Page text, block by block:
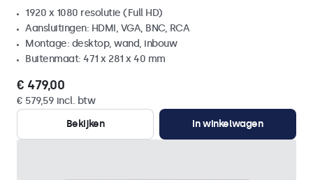
1920 x 1080 resolutie (Full HD)
Aansluitingen: HDMI, VGA, BNC, RCA
Montage: desktop, wand, inbouw
Buitenmaat: 471 x 281 x 40 mm
€ 479,00
€ 579,59 incl. btw
Bekijken
In winkelwagen